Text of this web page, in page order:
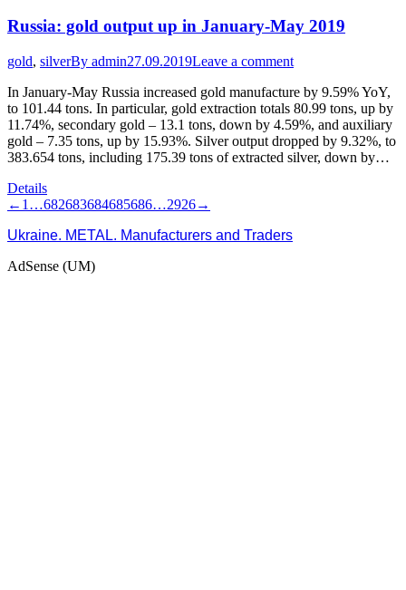
Russia: gold output up in January-May 2019
gold, silverBy admin27.09.2019Leave a comment
In January-May Russia increased gold manufacture by 9.59% YoY,
to 101.44 tons. In particular, gold extraction totals 80.99 tons, up by
11.74%, secondary gold – 13.1 tons, down by 4.59%, and auxiliary
gold – 7.35 tons, up by 15.93%. Silver output dropped by 9.32%, to
383.654 tons, including 175.39 tons of extracted silver, down by…
Details
← 1 …682683684685686…2926→
Ukraine. METAL. Manufacturers and Traders
AdSense (UM)